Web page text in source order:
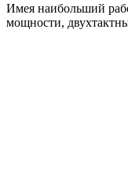
Имея наибольший
мощности,